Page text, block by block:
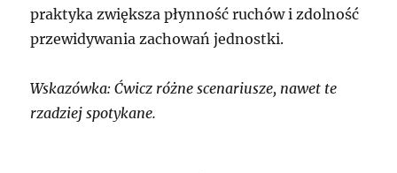
praktyka zwiększa płynność ruchów i zdolność
przewidywania zachowań jednostki.
Wskazówka: Ćwicz różne scenariusze, nawet te
rzadziej spotykane.